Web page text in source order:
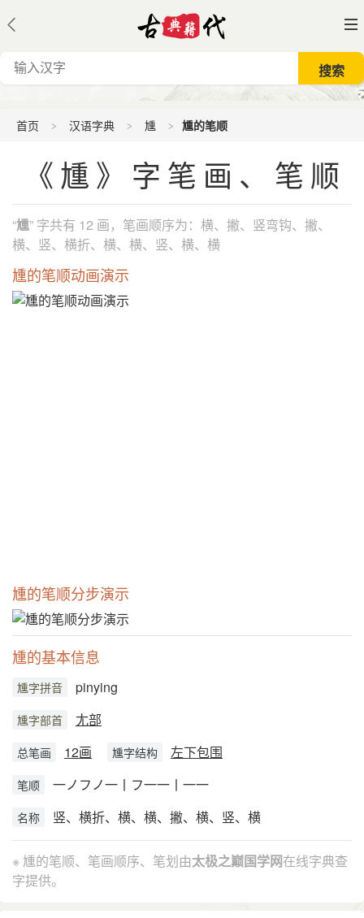
首页 汉语字典 尰 尰的笔顺
《尰》字笔画、笔顺
“尰” 字共有 12 画，笔画顺序为：横、撇、竖弯钩、撇、
横、竖、横折、横、横、竖、横、横
尰的笔顺动画演示
尰的笔顺分步演示
尰的基本信息
尰字拼音 pinying
尰字部首 尢部
总笔画 12画 尰字结构 左下包围
笔顺 一ノフノ一丨フ一一丨一一
名称 竖、横折、横、横、撇、横、竖、横
※ 尰的笔顺、笔画顺序、笔划由太极之巅国学网在线字典查
字提供。